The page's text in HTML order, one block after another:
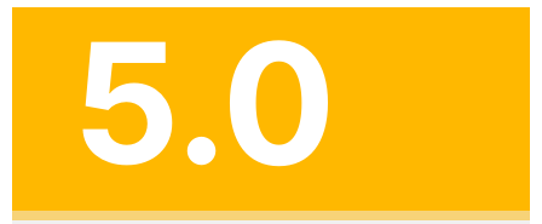
5.0